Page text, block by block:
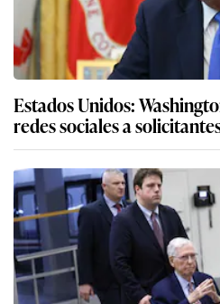
Estados Unidos:
redes sociales a